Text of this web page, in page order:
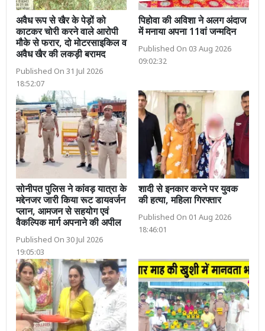
अवैध रूप से खैर के पेड़ों को
काटकर चोरी करने वाले आरोपी
मौके से फरार, दो मोटरसाइकिल व
अवैध खैर की लकड़ी बरामद
Published On 31 Jul 2026
18:52:07
पिहोवा की अविशा ने अलग अंदाज
में मनाया अपना 11वां जन्मदिन
Published On 03 Aug 2026
09:02:32
सोनीपत पुलिस ने कांवड़ यात्रा के
मद्देनजर जारी किया रूट डायवर्जन
प्लान, आमजन से सहयोग एवं
वैकल्पिक मार्ग अपनाने की अपील
Published On 30 Jul 2026
19:05:03
शादी से इनकार करने पर युवक
की हत्या, महिला गिरफ्तार
Published On 01 Aug 2026
18:46:01